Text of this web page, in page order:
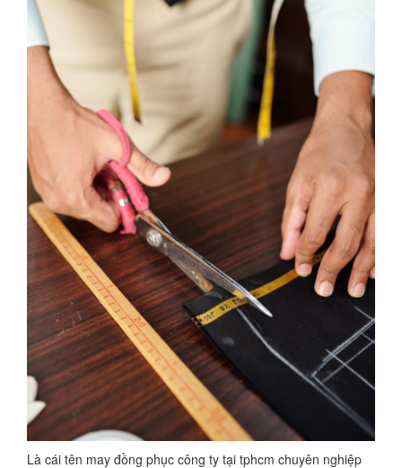
Là cái tên may đồng phục công ty tại tphcm chuyên nghiệp